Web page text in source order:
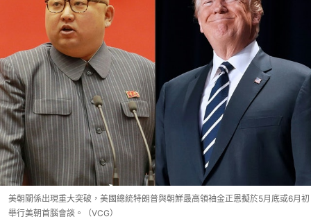
美朝關係出現重大突破，美國總統特朗普與朝鮮最高領袖金正恩擬於5月底或6月初
舉行美朝首腦會談。（VCG）